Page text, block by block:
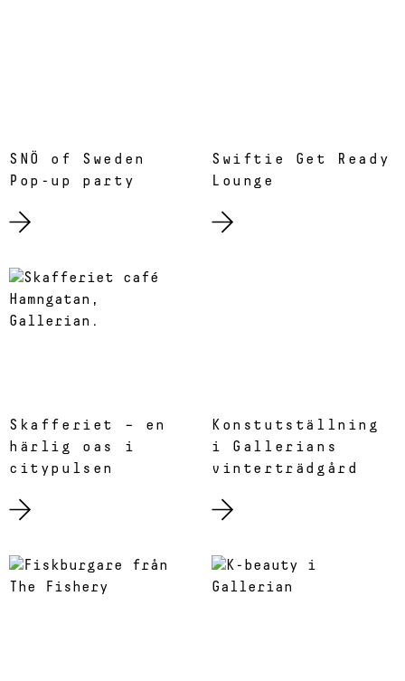
SNÖ of Sweden
Pop-up party
Swiftie Get Ready
Lounge
Skafferiet – en
härlig oas i
citypulsen
Konstutställning
i Gallerians
vinterträdgård